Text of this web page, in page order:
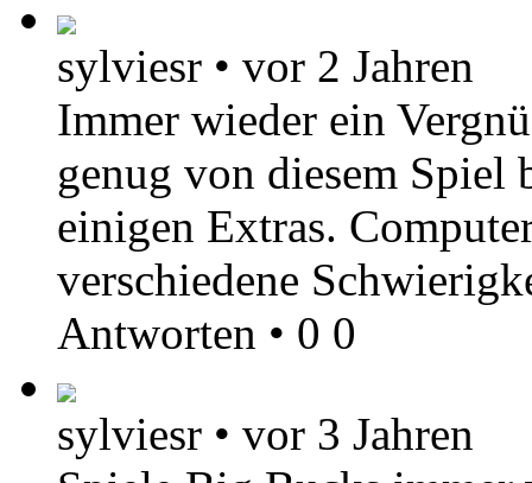
sylviesr • vor 2 Jahren
Immer wieder ein
genug von diesem
einigen Extras.
verschiedene
Antworten • 0 0
sylviesr • vor 3 Jahren